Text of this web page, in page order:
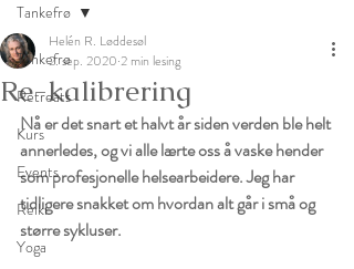
Tankefrø
Retreats
Kurs
Events
Reiki
Yoga
Tankefrø
Re-kalibrering
Helén R. Løddesøl
2. sep. 2020 2 min lesing
Nå er det snart et halvt år siden verden ble helt
annerledes, og vi alle lærte oss å vaske hender
som profesjonelle helsearbeidere. Jeg har
tidligere snakket om hvordan alt går i små og
større sykluser.